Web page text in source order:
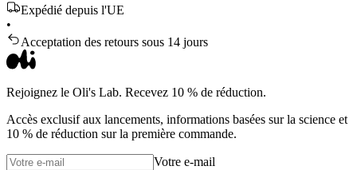
Expédié depuis l'UE
•
Acceptation des retours sous 14 jours
Rejoignez le Oli's Lab. Recevez 10 % de réduction.
Accès exclusif aux lancements, informations basées sur la science et
10 % de réduction sur la première commande.
Votre e-mail